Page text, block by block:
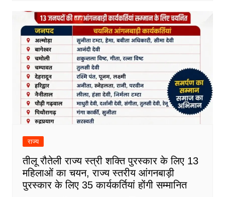
राज्य
तीलू रौतेली राज्य स्त्री शक्ति पुरस्कार के लिए 13
महिलाओं का चयन, राज्य स्तरीय आंगनबाड़ी
पुरस्कार के लिए 35 कार्यकर्तियां होंगी सम्मानित